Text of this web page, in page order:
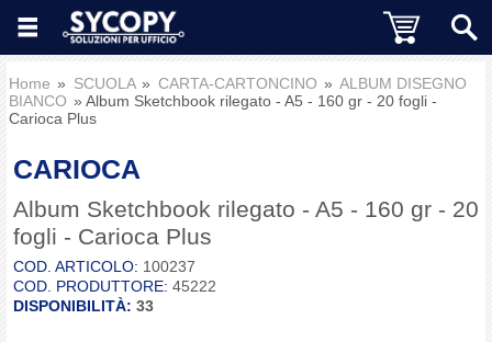
Home SCUOLA CARTA-CARTONCINO
ALBUM DISEGNO
BIANCO
Album Sketchbook rilegato - A5 - 160 gr - 20 fogli -
Carioca Plus
CARIOCA
Album Sketchbook rilegato - A5 - 160 gr - 20
fogli - Carioca Plus
COD. ARTICOLO: 100237
COD. PRODUTTORE: 45222
DISPONIBILITÀ: 33